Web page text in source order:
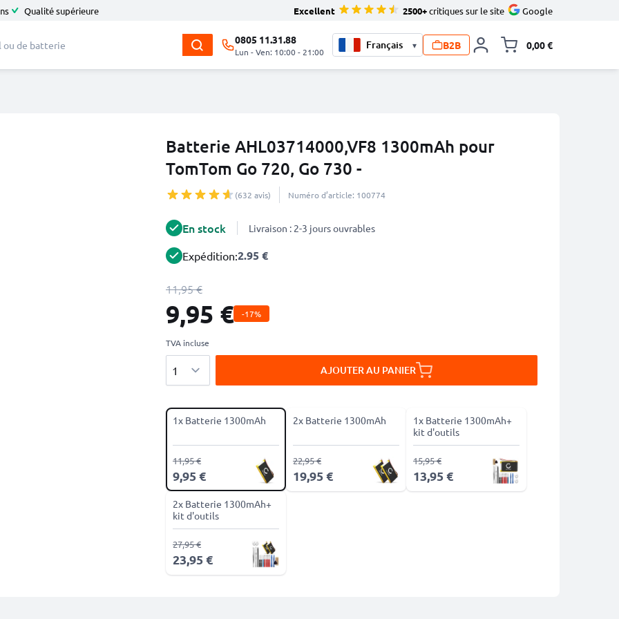
Qualité supérieure Excellent 2500+critiques sur le site Google
0805 11.31.88
Lun - Ven: 10:00 - 21:00
▾ B2B 0,00 €
Batterie AHL03714000,VF8 1300mAh pour
TomTom Go 720, Go 730 -
(632 avis) Numéro d’article: 100774
En stock Livraison : 2-3 jours ouvrables
Expédition:2.95 €
11,95 €
9,95 € -17%
TVA incluse
AJOUTER AU PANIER
1x Batterie 1300mAh
9,95 €
11,95 €
2x Batterie 1300mAh
19,95 €
22,95 €
1x Batterie 1300mAh+
kit d'outils
13,95 €
15,95 €
2x Batterie 1300mAh+
kit d'outils
23,95 €
27,95 €